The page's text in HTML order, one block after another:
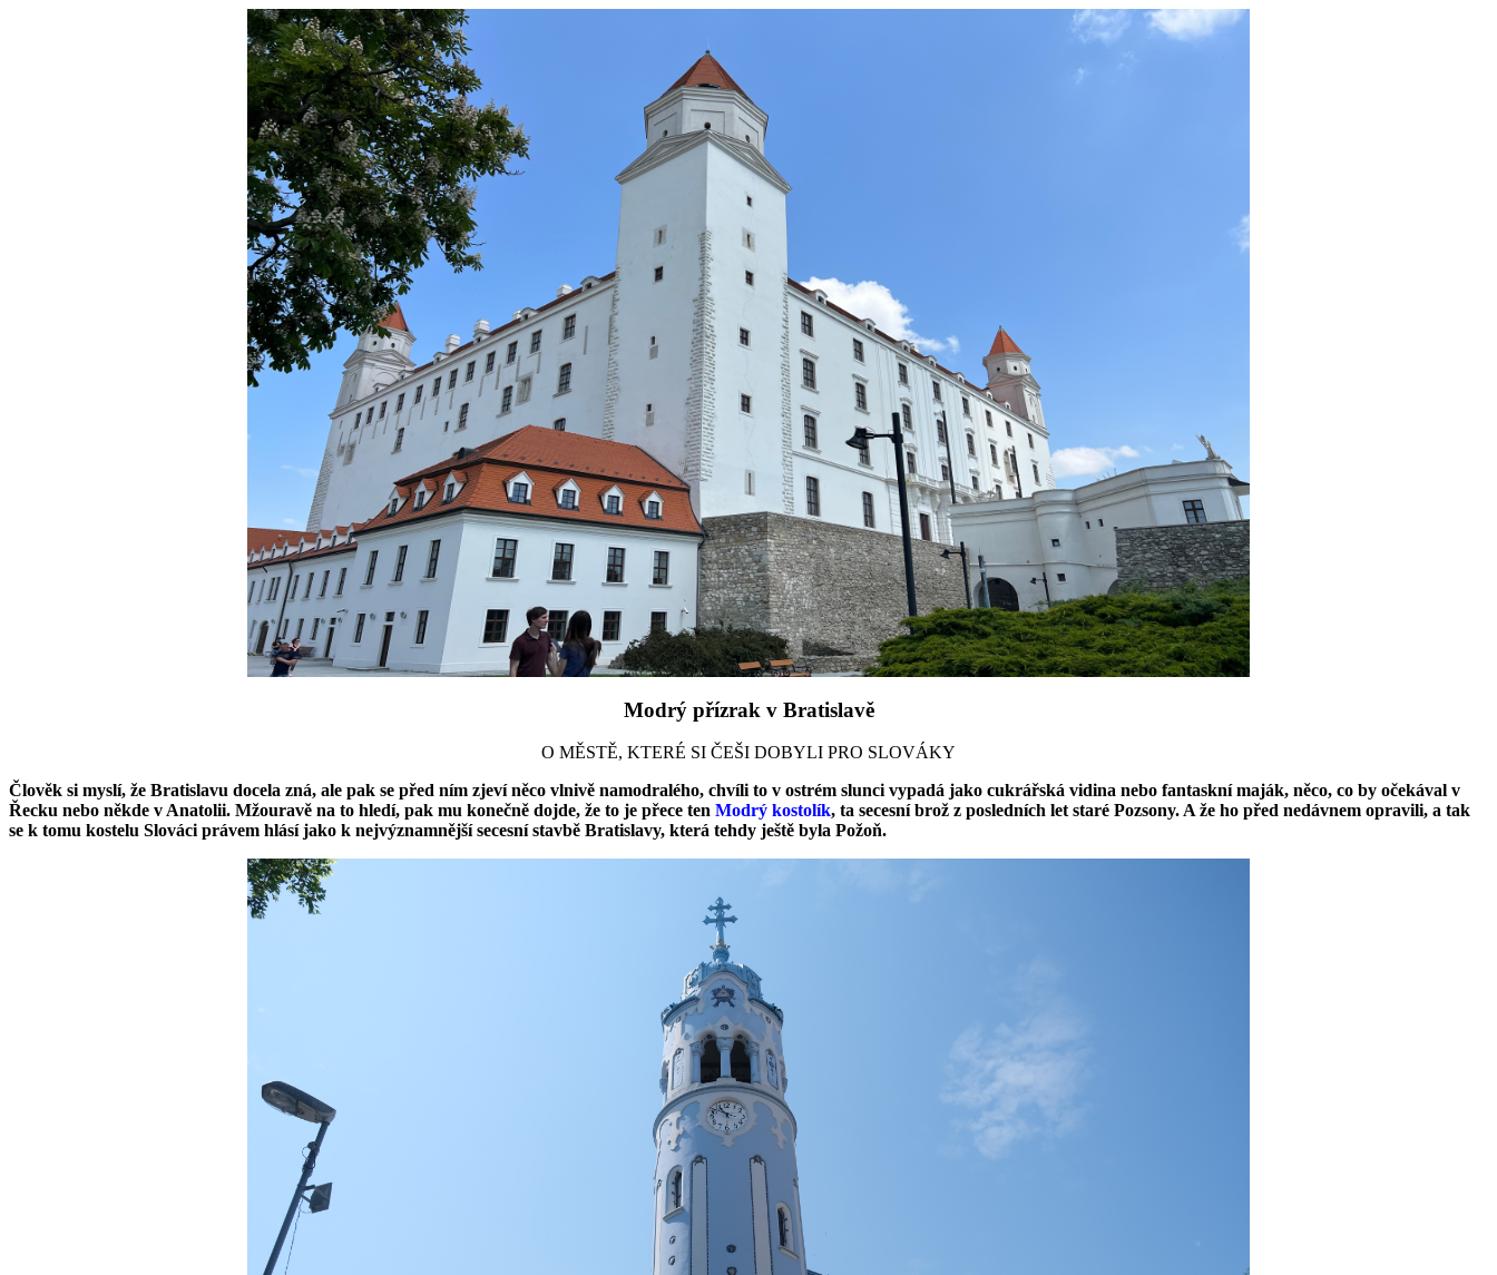
Modrý přízrak v Bratislavě
O MĚSTĚ, KTERÉ SI ČEŠI DOBYLI PRO SLOVÁKY
Člověk si myslí, že Bratislavu docela zná, ale pak se před ním zjeví něco vlnivě namodralého, chvíli to v ostrém slunci vypadá jako cukrářská vidina nebo fantaskní maják, něco, co by očekával v
Řecku nebo někde v Anatolii. Mžouravě na to hledí, pak mu konečně dojde, že to je přece ten Modrý kostolík, ta secesní brož z posledních let staré Pozsony. A že ho před nedávnem opravili, a tak
se k tomu kostelu Slováci právem hlásí jako k nejvýznamnější secesní stavbě Bratislavy, která tehdy ještě byla Požoň.